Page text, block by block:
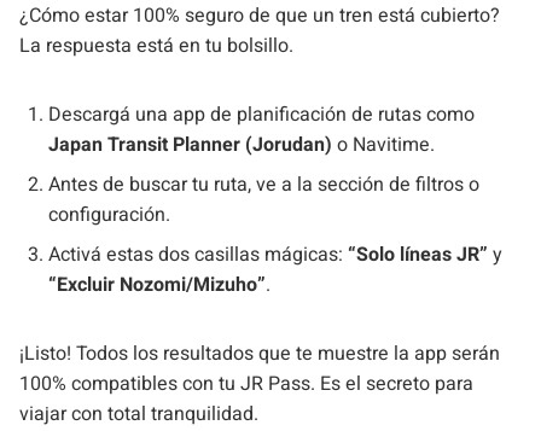
¿Cómo estar 100% seguro de que un tren está cubierto?
La respuesta está en tu bolsillo.
Descargá una app de planificación de rutas como
Japan Transit Planner (Jorudan) o Navitime.
Antes de buscar tu ruta, ve a la sección de filtros o
configuración.
Activá estas dos casillas mágicas: “Solo líneas JR” y
“Excluir Nozomi/Mizuho”.
¡Listo! Todos los resultados que te muestre la app serán
100% compatibles con tu JR Pass. Es el secreto para
viajar con total tranquilidad.